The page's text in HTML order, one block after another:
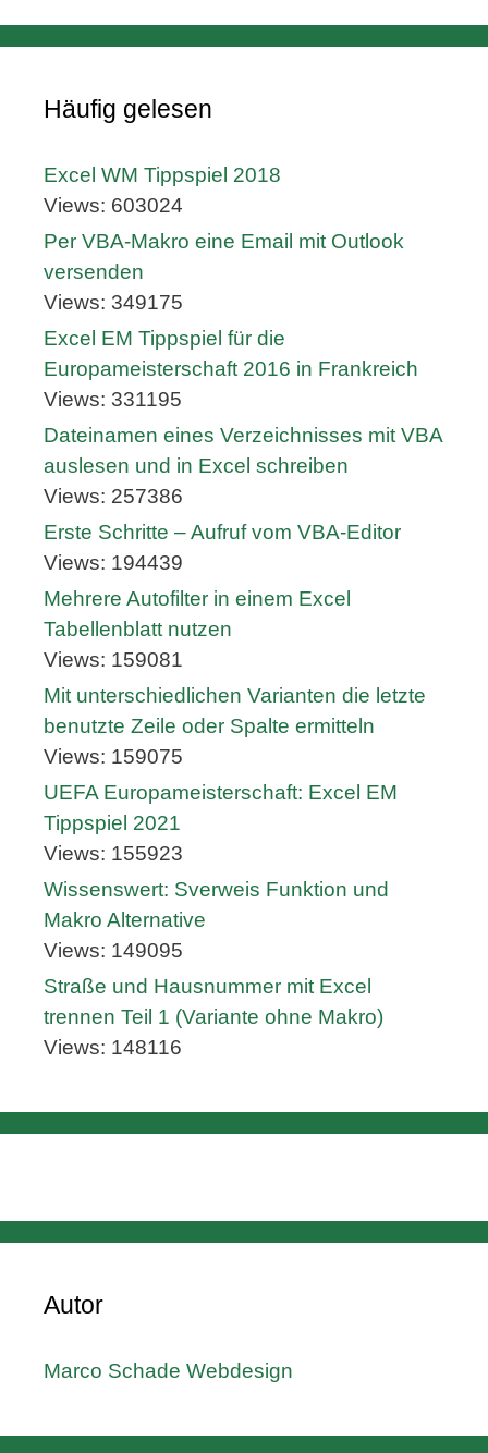
Häufig gelesen
Excel WM Tippspiel 2018
Views: 603024
Per VBA-Makro eine Email mit Outlook
versenden
Views: 349175
Excel EM Tippspiel für die
Europameisterschaft 2016 in Frankreich
Views: 331195
Dateinamen eines Verzeichnisses mit VBA
auslesen und in Excel schreiben
Views: 257386
Erste Schritte – Aufruf vom VBA-Editor
Views: 194439
Mehrere Autofilter in einem Excel
Tabellenblatt nutzen
Views: 159081
Mit unterschiedlichen Varianten die letzte
benutzte Zeile oder Spalte ermitteln
Views: 159075
UEFA Europameisterschaft: Excel EM
Tippspiel 2021
Views: 155923
Wissenswert: Sverweis Funktion und
Makro Alternative
Views: 149095
Straße und Hausnummer mit Excel
trennen Teil 1 (Variante ohne Makro)
Views: 148116
Autor
Marco Schade Webdesign